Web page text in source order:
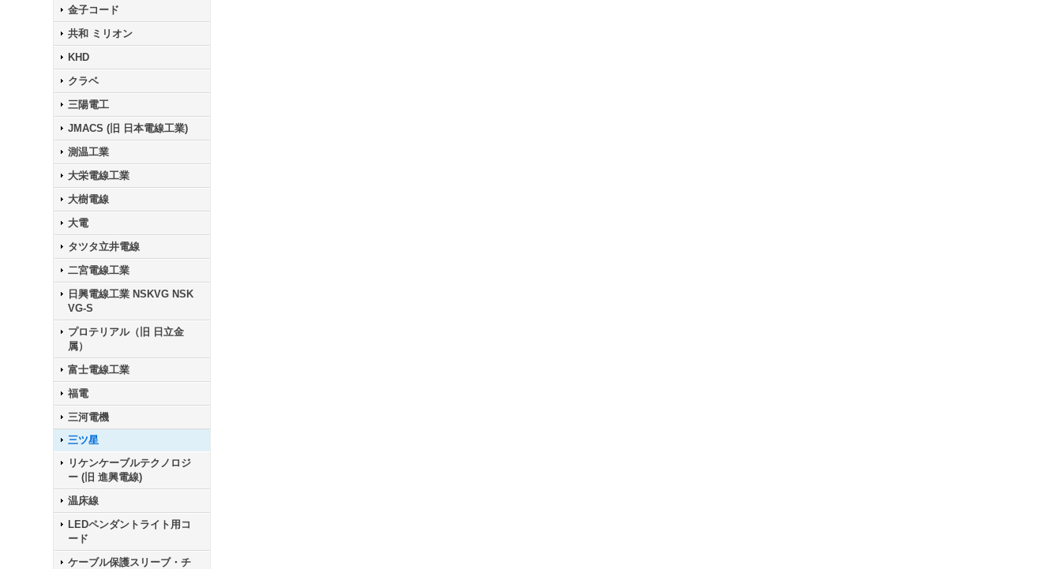
金子コード
共和 ミリオン
KHD
クラベ
三陽電工
JMACS (旧 日本電線工業)
測温工業
大栄電線工業
大樹電線
大電
タツタ立井電線
二宮電線工業
日興電線工業 NSKVG NSK
VG-S
プロテリアル（旧 日立金
属）
富士電線工業
福電
三河電機
三ツ星
リケンケーブルテクノロジ
ー (旧 進興電線)
温床線
LEDペンダントライト用コ
ード
ケーブル保護スリーブ・チ